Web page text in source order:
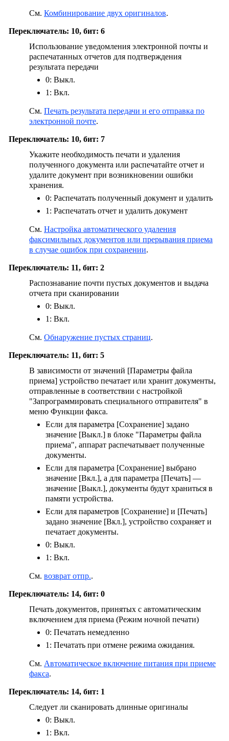
См. Комбинирование двух оригиналов.
Переключатель: 10, бит: 6
Использование уведомления электронной почты и
распечатанных отчетов для подтверждения
результата передачи
0: Выкл.
1: Вкл.
См. Печать результата передачи и его отправка по
электронной почте.
Переключатель: 10, бит: 7
Укажите необходимость печати и удаления
полученного документа или распечатайте отчет и
удалите документ при возникновении ошибки
хранения.
0: Распечатать полученный документ и удалить
1: Распечатать отчет и удалить документ
См. Настройка автоматического удаления
факсимильных документов или прерывания приема
в случае ошибок при сохранении.
Переключатель: 11, бит: 2
Распознавание почти пустых документов и выдача
отчета при сканировании
0: Выкл.
1: Вкл.
См. Обнаружение пустых страниц.
Переключатель: 11, бит: 5
В зависимости от значений [Параметры файла
приема] устройство печатает или хранит документы,
отправленные в соответствии с настройкой
"Запрограммировать специального отправителя" в
меню Функции факса.
Если для параметра [Сохранение] задано
значение [Выкл.] в блоке "Параметры файла
приема", аппарат распечатывает полученные
документы.
Если для параметра [Сохранение] выбрано
значение [Вкл.], а для параметра [Печать] —
значение [Выкл.], документы будут храниться в
памяти устройства.
Если для параметров [Сохранение] и [Печать]
задано значение [Вкл.], устройство сохраняет и
печатает документы.
0: Выкл.
1: Вкл.
См. возврат отпр..
Переключатель: 14, бит: 0
Печать документов, принятых с автоматическим
включением для приема (Режим ночной печати)
0: Печатать немедленно
1: Печатать при отмене режима ожидания.
См. Автоматическое включение питания при приеме
факса.
Переключатель: 14, бит: 1
Следует ли сканировать длинные оригиналы
0: Выкл.
1: Вкл.